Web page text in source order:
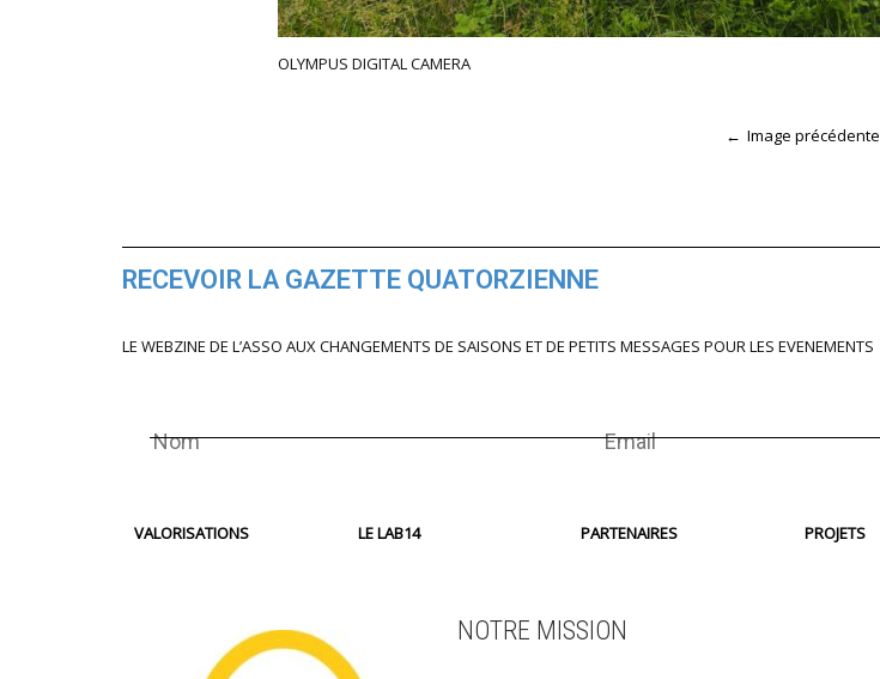
OLYMPUS DIGITAL CAMERA
Image précédente
RECEVOIR LA GAZETTE QUATORZIENNE
LE WEBZINE DE L’ASSO AUX CHANGEMENTS DE SAISONS ET DE PETITS MESSAGES POUR LES EVENEMENTS
VALORISATIONS LE LAB14 PARTENAIRES PROJETS
NOTRE MISSION